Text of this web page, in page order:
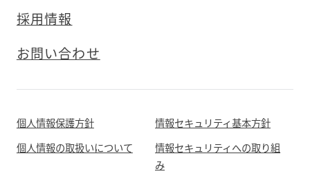
採用情報
お問い合わせ
個人情報保護方針
情報セキュリティ基本方針
個人情報の取扱いについて
情報セキュリティへの取り組
み